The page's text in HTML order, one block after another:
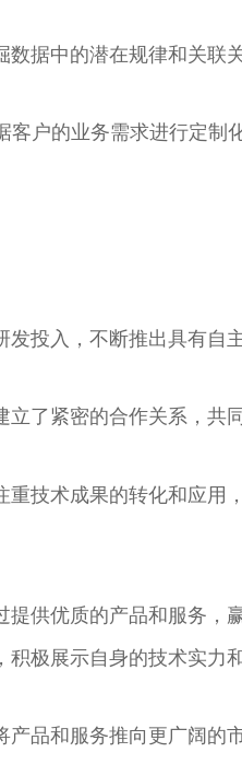
据中的潜在规律和关联
户的业务需求进行定制
投入，不断推出具有自
了紧密的合作关系，共
技术成果的转化和应用
供优质的产品和服务，
极展示自身的技术实力
品和服务推向更广阔的